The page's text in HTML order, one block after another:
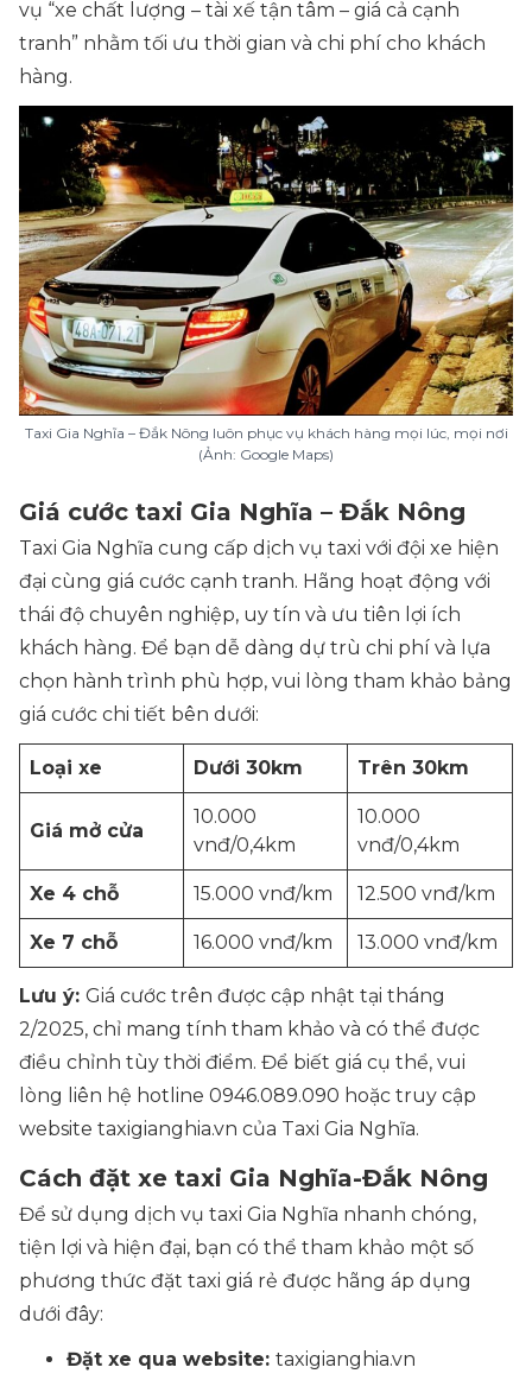
vụ “xe chất lượng – tài xế tận tâm – giá cả cạnh
tranh” nhằm tối ưu thời gian và chi phí cho khách
hàng.
Taxi Gia Nghĩa – Đắk Nông luôn phục vụ khách hàng mọi lúc, mọi nơi
(Ảnh: Google Maps)
Giá cước taxi Gia Nghĩa – Đắk Nông
Taxi Gia Nghĩa cung cấp dịch vụ taxi với đội xe hiện
đại cùng giá cước cạnh tranh. Hãng hoạt động với
thái độ chuyên nghiệp, uy tín và ưu tiên lợi ích
khách hàng. Để bạn dễ dàng dự trù chi phí và lựa
chọn hành trình phù hợp, vui lòng tham khảo bảng
giá cước chi tiết bên dưới:
Loại xe Dưới 30km Trên 30km
Giá mở cửa
10.000
vnđ/0,4km
10.000
vnđ/0,4km
Xe 4 chỗ 15.000 vnđ/km 12.500 vnđ/km
Xe 7 chỗ 16.000 vnđ/km 13.000 vnđ/km
Lưu ý: Giá cước trên được cập nhật tại tháng
2/2025, chỉ mang tính tham khảo và có thể được
điều chỉnh tùy thời điểm. Để biết giá cụ thể, vui
lòng liên hệ hotline 0946.089.090 hoặc truy cập
website taxigianghia.vn của Taxi Gia Nghĩa.
Cách đặt xe taxi Gia Nghĩa-Đắk Nông
Để sử dụng dịch vụ taxi Gia Nghĩa nhanh chóng,
tiện lợi và hiện đại, bạn có thể tham khảo một số
phương thức đặt taxi giá rẻ được hãng áp dụng
dưới đây:
Đặt xe qua website: taxigianghia.vn